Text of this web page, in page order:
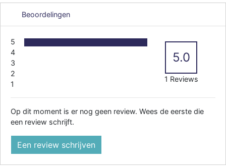
Beoordelingen
5
4
3
2
1
5.0
1 Reviews
Op dit moment is er nog geen review. Wees de eerste die
een review schrijft.
Een review schrijven